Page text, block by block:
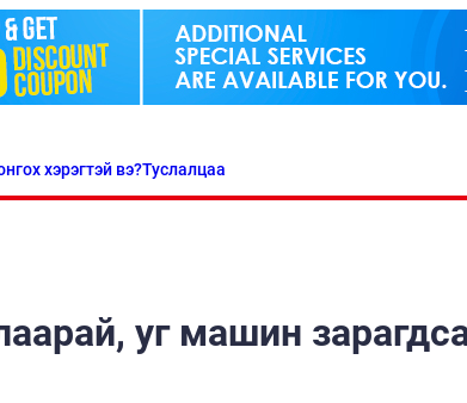
хэрэгтэй вэ?Туслалцаа
уг машин